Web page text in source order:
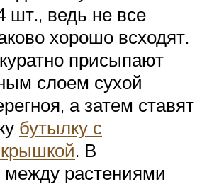
шт., ведь не все
хорошо всходят.
присыпают
слоем сухой
а затем ставят
бутылку с
. В
между растениями